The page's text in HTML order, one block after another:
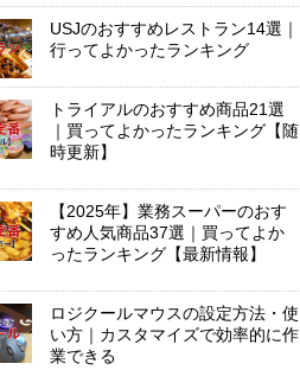
USJのおすすめレストラン14選｜
行ってよかったランキング
トライアルのおすすめ商品21選
｜買ってよかったランキング【随
時更新】
【2025年】業務スーパーのおす
すめ人気商品37選｜買ってよか
ったランキング【最新情報】
ロジクールマウスの設定方法・使
い方｜カスタマイズで効率的に作
業できる